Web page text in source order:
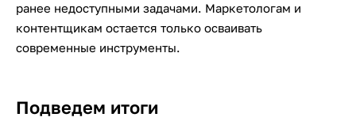
ранее недоступными задачами. Маркетологам и
контентщикам остается только осваивать
современные инструменты.
Подведем итоги